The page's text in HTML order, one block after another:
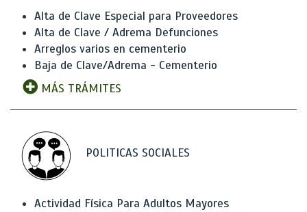
Alta de Clave Especial para Proveedores
Alta de Clave / Adrema Defunciones
Arreglos varios en cementerio
Baja de Clave/Adrema - Cementerio
MÁS TRÁMITES
POLITICAS SOCIALES
Actividad Física Para Adultos Mayores